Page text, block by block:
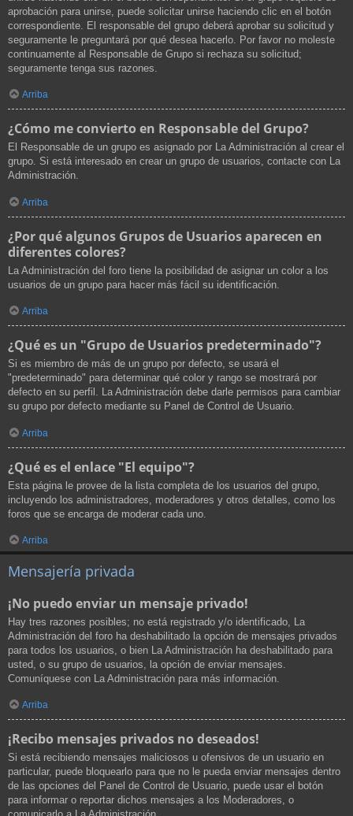
aprobación para unirse, puede solicitar unirse haciendo clic en el botón
correspondiente. El responsable del grupo deberá aprobar su solicitud y
seguramente le preguntará por qué desea hacerlo. Por favor no moleste
continuamente al Responsable de Grupo si rechaza su solicitud;
seguramente tenga sus razones.
Arriba
¿Cómo me convierto en Responsable del Grupo?
El Responsable de un grupo es asignado por La Administración al crear el
grupo. Si está interesado en crear un grupo de usuarios, contacte con La
Administración.
Arriba
¿Por qué algunos Grupos de Usuarios aparecen en
diferentes colores?
La Administración del foro tiene la posibilidad de asignar un color a los
usuarios de un grupo para hacer más fácil su identificación.
Arriba
¿Qué es un "Grupo de Usuarios predeterminado"?
Si es miembro de más de un grupo por defecto, se usará el
"predeterminado" para determinar qué color y rango se mostrará por
defecto en su perfil. La Administración debe darle permisos para cambiar
su grupo por defecto mediante su Panel de Control de Usuario.
Arriba
¿Qué es el enlace "El equipo"?
Esta página le provee de la lista completa de los usuarios del grupo,
incluyendo los administradores, moderadores y otros detalles, como los
foros que se encarga de moderar cada uno.
Arriba
Mensajería privada
¡No puedo enviar un mensaje privado!
Hay tres razones posibles; no está registrado y/o identificado, La
Administración del foro ha deshabilitado la opción de mensajes privados
para todos los usuarios, o bien La Administración ha deshabilitado para
usted, o su grupo de usuarios, la opción de enviar mensajes.
Comuníquese con La Administración para más información.
Arriba
¡Recibo mensajes privados no deseados!
Si está recibiendo mensajes maliciosos u ofensivos de un usuario en
particular, puede bloquearlo para que no le pueda enviar mensajes dentro
de las opciones del Panel de Control de Usuario, puede usar el botón
para informar o reportar dichos mensajes a los Moderadores, o